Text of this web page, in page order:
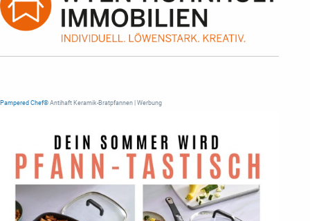
Pampered Chef® Antihaft Keramik-Bratpfannen | Werbung